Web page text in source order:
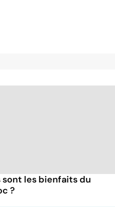
sont les bienfaits du
?